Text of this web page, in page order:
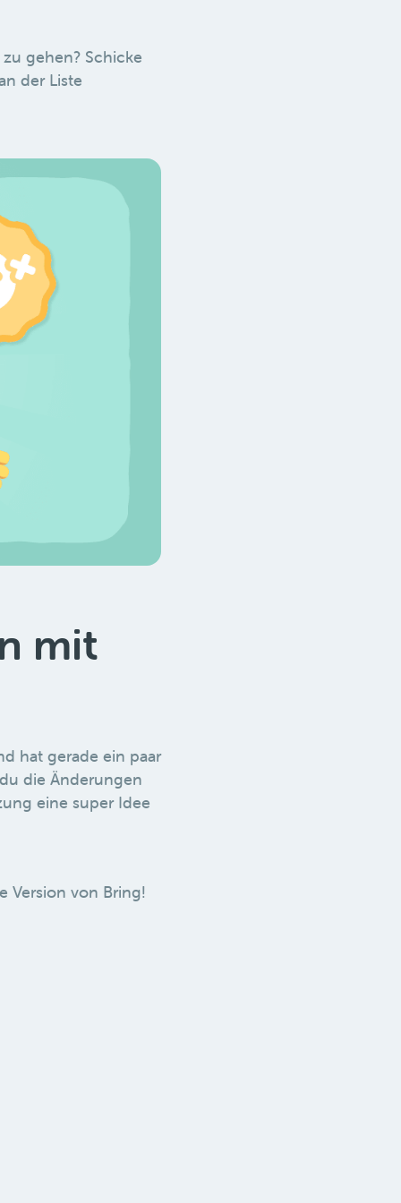
gehen? Schicke
der Liste
mit
hat gerade ein paar
die Änderungen
eine super Idee
Version von Bring!